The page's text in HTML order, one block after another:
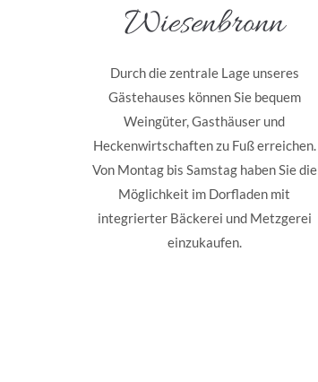
Wiesenbronn
Durch die zentrale Lage unseres
Gästehauses können Sie bequem
Weingüter, Gasthäuser und
Heckenwirtschaften zu Fuß erreichen.
Von Montag bis Samstag haben Sie die
Möglichkeit im Dorfladen mit
integrierter Bäckerei und Metzgerei
einzukaufen.